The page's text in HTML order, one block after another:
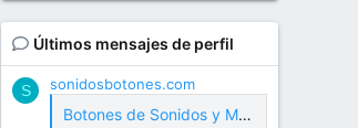
Últimos mensajes de perfil
S sonidosbotones.com
Botones de Sonidos y Meme Soundboard Gratis